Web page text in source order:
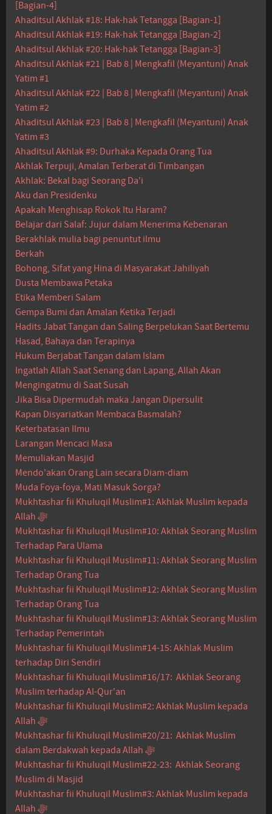
[Bagian-4]
Ahaditsul Akhlak #18: Hak-hak Tetangga [Bagian-1]
Ahaditsul Akhlak #19: Hak-hak Tetangga [Bagian-2]
Ahaditsul Akhlak #20: Hak-hak Tetangga [Bagian-3]
Ahaditsul Akhlak #21 | Bab 8 | Mengkafil (Meyantuni) Anak
Yatim #1
Ahaditsul Akhlak #22 | Bab 8 | Mengkafil (Meyantuni) Anak
Yatim #2
Ahaditsul Akhlak #23 | Bab 8 | Mengkafil (Meyantuni) Anak
Yatim #3
Ahaditsul Akhlak #9: Durhaka Kepada Orang Tua
Akhlak Terpuji, Amalan Terberat di Timbangan
Akhlak: Bekal bagi Seorang Da'i
Aku dan Presidenku
Apakah Menghisap Rokok Itu Haram?
Belajar dari Salaf: Jujur dalam Menerima Kebenaran
Berakhlak mulia bagi penuntut ilmu
Berkah
Bohong, Sifat yang Hina di Masyarakat Jahiliyah
Dusta Membawa Petaka
Etika Memberi Salam
Gempa Bumi dan Amalan Ketika Terjadi
Hadits Jabat Tangan dan Saling Berpelukan Saat Bertemu
Hasad, Bahaya dan Terapinya
Hukum Berjabat Tangan dalam Islam
Ingatlah Allah Saat Senang dan Lapang, Allah Akan
Mengingatmu di Saat Susah
Jika Bisa Dipermudah maka Jangan Dipersulit
Kapan Disyariatkan Membaca Basmalah?
Keterbatasan Ilmu
Larangan Mencaci Masa
Memuliakan Masjid
Mendo'akan Orang Lain secara Diam-diam
Muda Foya-foya, Mati Masuk Sorga?
Mukhtashar fii Khuluqil Muslim#1: Akhlak Muslim kepada
Allah ﷻ
Mukhtashar fii Khuluqil Muslim#10: Akhlak Seorang Muslim
Terhadap Para Ulama
Mukhtashar fii Khuluqil Muslim#11: Akhlak Seorang Muslim
Terhadap Orang Tua
Mukhtashar fii Khuluqil Muslim#12: Akhlak Seorang Muslim
Terhadap Orang Tua
Mukhtashar fii Khuluqil Muslim#13: Akhlak Seorang Muslim
Terhadap Pemerintah
Mukhtashar fii Khuluqil Muslim#14-15: Akhlak Muslim
terhadap Diri Sendiri
Mukhtashar fii Khuluqil Muslim#16/17: Akhlak Seorang
Muslim terhadap Al-Qur'an
Mukhtashar fii Khuluqil Muslim#2: Akhlak Muslim kepada
Allah ﷻ
Mukhtashar fii Khuluqil Muslim#20/21: Akhlak Muslim
dalam Berdakwah kepada Allah ﷻ
Mukhtashar fii Khuluqil Muslim#22-23: Akhlak Seorang
Muslim di Masjid
Mukhtashar fii Khuluqil Muslim#3: Akhlak Muslim kepada
Allah ﷻ